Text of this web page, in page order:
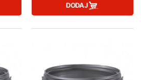
DODAJ